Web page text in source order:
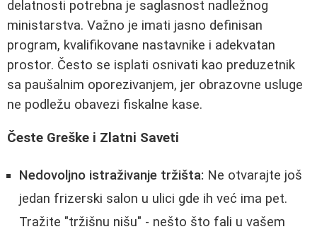
delatnosti potrebna je saglasnost nadležnog
ministarstva. Važno je imati jasno definisan
program, kvalifikovane nastavnike i adekvatan
prostor. Često se isplati osnivati kao preduzetnik
sa paušalnim oporezivanjem, jer obrazovne usluge
ne podležu obavezi fiskalne kase.
Česte Greške i Zlatni Saveti
Nedovoljno istraživanje tržišta: Ne otvarajte još
jedan frizerski salon u ulici gde ih već ima pet.
Tražite "tržišnu nišu" - nešto što fali u vašem